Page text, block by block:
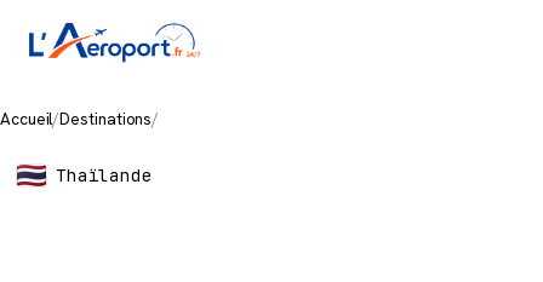
Accueil/Destinations/
Thaïlande